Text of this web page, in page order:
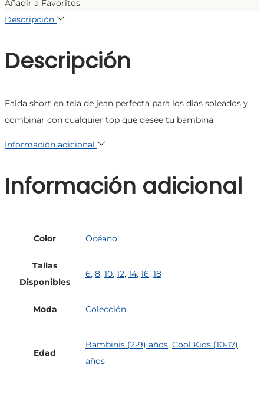
Añadir a Favoritos
Descripción
Descripción
Falda short en tela de jean perfecta para los dias soleados y
combinar con cualquier top que desee tu bambina
Información adicional
Información adicional
Color Océano
Tallas
Disponibles
6, 8, 10, 12, 14, 16, 18
Moda Colección
Edad
Bambinis (2-9) años, Cool Kids (10-17)
años